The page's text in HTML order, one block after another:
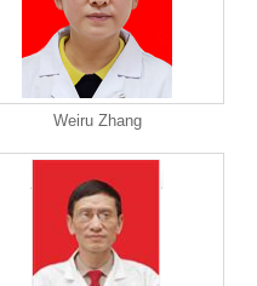
Weiru Zhang